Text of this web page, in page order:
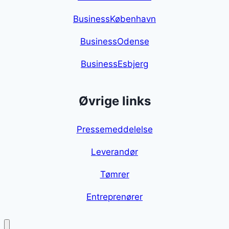
BusinessKøbenhavn
BusinessOdense
BusinessEsbjerg
Øvrige links
Pressemeddelelse
Leverandør
Tømrer
Entreprenører